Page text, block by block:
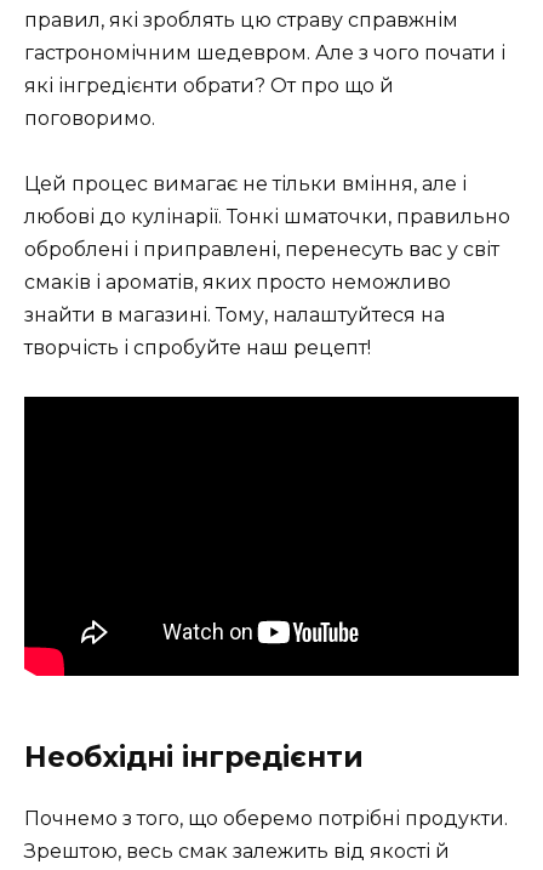
правил, які зроблять цю страву справжнім
гастрономічним шедевром. Але з чого почати і
які інгредієнти обрати? От про що й
поговоримо.
Цей процес вимагає не тільки вміння, але і
любові до кулінарії. Тонкі шматочки, правильно
оброблені і приправлені, перенесуть вас у світ
смаків і ароматів, яких просто неможливо
знайти в магазині. Тому, налаштуйтеся на
творчість і спробуйте наш рецепт!
Необхідні інгредієнти
Почнемо з того, що оберемо потрібні продукти.
Зрештою, весь смак залежить від якості й